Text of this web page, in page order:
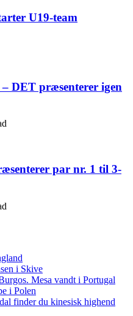
U19-team
DET præsenterer igen
par nr. 1 til 3-
i Skive
Mesa vandt i Portugal
i Polen
finder du kinesisk highend